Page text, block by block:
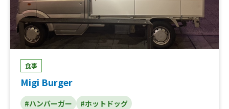
食事
Migi Burger
#ハンバーガー #ホットドッグ